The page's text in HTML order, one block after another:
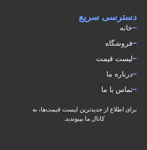
دسترسی سریع
خانه
فروشگاه
لیست قیمت
درباره ما
تماس با ما
برای اطلاع از جدیدترین لیست قیمت‌ها، به
کانال ما بپیوندید.